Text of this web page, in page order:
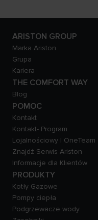
ARISTON GROUP
Marka Ariston
Grupa
Kariera
THE COMFORT WAY
Blog
POMOC
Kontakt
Kontakt- Program
Lojalnościowy | OneTeam
Znajdź Serwis Ariston
Informacje dla Klientów
PRODUKTY
Kotły Gazowe
Pompy ciepła
Podgrzewacze wody